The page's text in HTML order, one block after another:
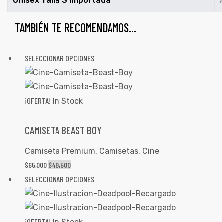
TAMBIÉN TE RECOMENDAMOS…
SELECCIONAR OPCIONES
¡OFERTA! In Stock
CAMISETA BEAST BOY
Camiseta Premium, Camisetas, Cine
$65,000 $49,500
SELECCIONAR OPCIONES